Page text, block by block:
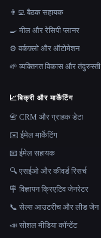
👨‍💻 बैठक सहायक
🍳 मील और रेसिपी प्लानर
⚙️ वर्कफ़्लो और ऑटोमेशन
🌱 व्यक्तिगत विकास और तंदुरुस्ती
📈बिक्री और मार्केटिंग
📇 CRM और ग्राहक डेटा
✉️ ईमेल मार्केटिंग
📧 ईमेल सहायक
🔍 एसईओ और कीवर्ड रिसर्च
🪧 विज्ञापन क्रिएटिव जेनरेटर
📞 सेल्स आउटरीच और लीड जेन
📣 सोशल मीडिया कॉन्टेंट